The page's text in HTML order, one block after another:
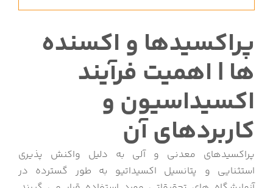
پراکسیدها و اکسنده
ها | اهمیت فرآیند
اکسیداسیون و
کاربردهای آن
پراکسیدهای معدنی و آلی به دلیل واکنش پذیری
استثنایی و پتانسیل اکسیداتیو به طور گسترده در